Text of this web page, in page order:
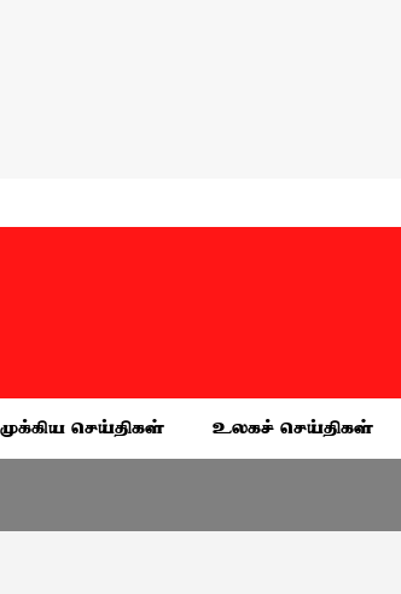
முக்கிய செய்திகள் உலகச் செய்திகள்